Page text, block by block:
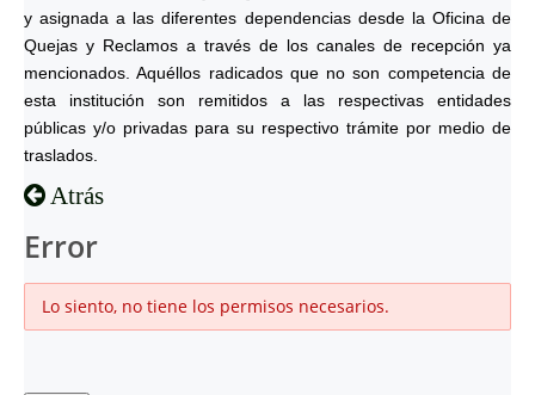
y asignada a las diferentes dependencias desde la Oficina de
Quejas y Reclamos a través de los canales de recepción ya
mencionados. Aquéllos radicados que no son competencia de
esta institución son remitidos a las respectivas entidades
públicas y/o privadas para su respectivo trámite por medio de
traslados.
Atrás
Error
Lo siento, no tiene los permisos necesarios.